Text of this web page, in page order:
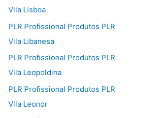
Vila Lisboa
PLR Profissional Produtos PLR
Vila Libanesa
PLR Profissional Produtos PLR
Vila Leopoldina
PLR Profissional Produtos PLR
Vila Leonor